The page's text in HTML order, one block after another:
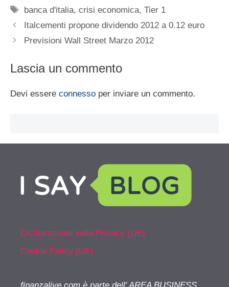
Tag
banca d'italia,crisi economica,Tier 1
Italcementi propone dividendo 2012 a 0.12 euro
Previsioni Wall Street Marzo 2012
Lascia un commento
Devi essere connesso per inviare un commento.
Dichiarazione sulla Privacy (UE)
Cookie Policy (UE)